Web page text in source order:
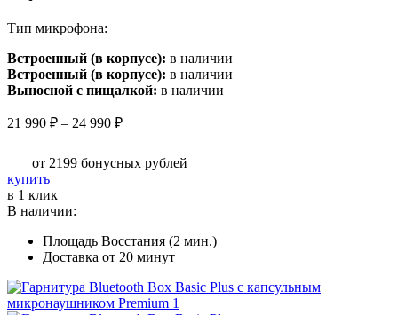
Тип микрофона:
Встроенный (в корпусе): в наличии
Встроенный (в корпусе): в наличии
Выносной с пищалкой: в наличии
21 990 ₽ – 24 990 ₽Диапазон
990 ₽
от 2199 бонусных рублей
купитьЭтот
товар
имеет
вариаций.
Опции
выбрать
на
в 1 клик
В наличии:
Площадь Восстания (2 мин.)
Доставка от 20 минут